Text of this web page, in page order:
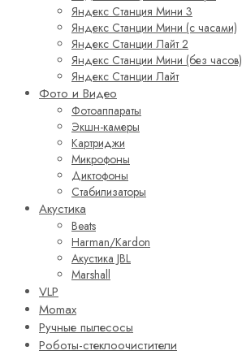
Яндекс Станция Мини 3
Яндекс Станции Мини (с часами)
Яндекс Станции Лайт 2
Яндекс Станции Мини (без часов)
Яндекс Станции Лайт
Фото и Видео
Фотоаппараты
Экшн-камеры
Картриджи
Микрофоны
Диктофоны
Стабилизаторы
Акустика
Beats
Harman/Kardon
Акустика JBL
Marshall
VLP
Momax
Ручные пылесосы
Роботы-стеклоочистители